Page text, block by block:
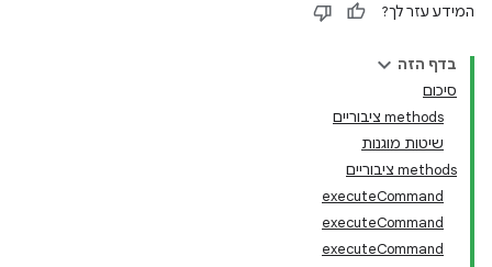
המידע עזר לך?
בדף הזה
סיכום
‫methods ציבוריים
שיטות מוגנות
‫methods ציבוריים
executeCommand
executeCommand
executeCommand